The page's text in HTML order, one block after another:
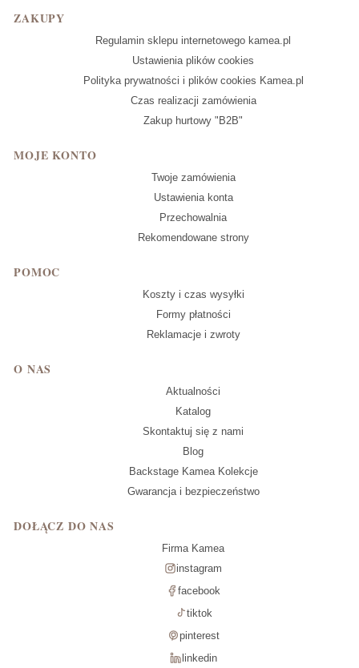
Linki w stopce
ZAKUPY
Regulamin sklepu internetowego kamea.pl
Ustawienia plików cookies
Polityka prywatności i plików cookies Kamea.pl
Czas realizacji zamówienia
Zakup hurtowy "B2B"
MOJE KONTO
Twoje zamówienia
Ustawienia konta
Przechowalnia
Rekomendowane strony
POMOC
Koszty i czas wysyłki
Formy płatności
Reklamacje i zwroty
O NAS
Aktualności
Katalog
Skontaktuj się z nami
Blog
Backstage Kamea Kolekcje
Gwarancja i bezpieczeństwo
DOŁĄCZ DO NAS
Firma Kamea
instagram
facebook
tiktok
pinterest
linkedin